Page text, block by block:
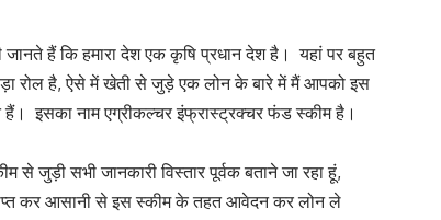
हैं कि हमारा देश एक कृषि प्रधान देश है। यहां पर बहुत
रोल है, ऐसे में खेती से जुड़े एक लोन के बारे में मैं आपको इस
इसका नाम एग्रीकल्चर इंफ्रास्ट्रक्चर फंड स्कीम है।
जुड़ी सभी जानकारी विस्तार पूर्वक बताने जा रहा हूं,
कर आसानी से इस स्कीम के तहत आवेदन कर लोन ले